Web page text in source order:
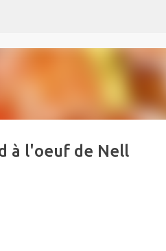
à l'oeuf de Nell